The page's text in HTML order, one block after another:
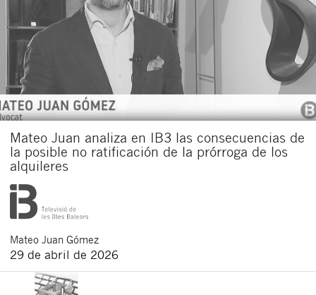
Mateo Juan analiza en IB3 las consecuencias de
la posible no ratificación de la prórroga de los
alquileres
Mateo Juan Gómez
29 de abril de 2026